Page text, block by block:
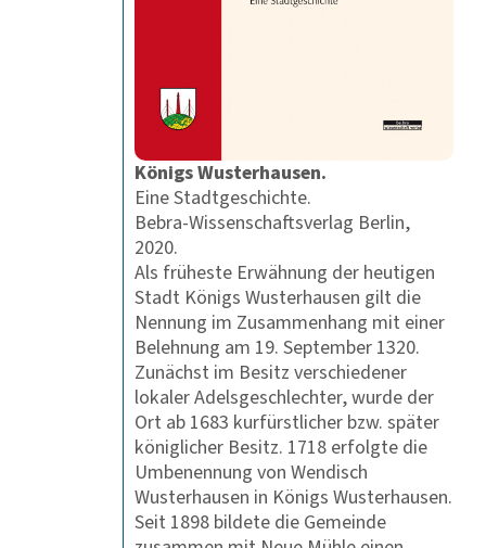
Königs Wusterhausen.
Eine Stadtgeschichte.
Bebra-Wissenschaftsverlag Berlin,
2020.
Als früheste Erwähnung der heutigen
Stadt Königs Wusterhausen gilt die
Nennung im Zusammenhang mit einer
Belehnung am 19. September 1320.
Zunächst im Besitz verschiedener
lokaler Adelsgeschlechter, wurde der
Ort ab 1683 kurfürstlicher bzw. später
königlicher Besitz. 1718 erfolgte die
Umbenennung von Wendisch
Wusterhausen in Königs Wusterhausen.
Seit 1898 bildete die Gemeinde